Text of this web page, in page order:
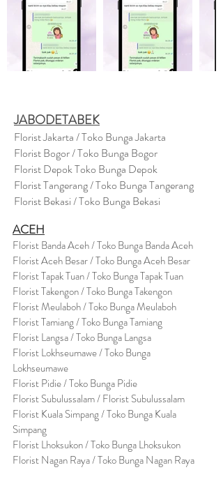
JABODETABEK
Florist Jakarta / Toko Bunga Jakarta
Florist Bogor / Toko Bunga Bogor
Florist Depok Toko Bunga Depok
Florist Tangerang / Toko Bunga Tangerang
Florist Bekasi / Toko Bunga Bekasi
ACEH
Florist Banda Aceh / Toko Bunga Banda Aceh
Florist Aceh Besar / Toko Bunga Aceh Besar
Florist Tapak Tuan / Toko Bunga Tapak Tuan
Florist Takengon / Toko Bunga Takengon
Florist Meulaboh / Toko Bunga Meulaboh
Florist Tamiang / Toko Bunga Tamiang
Florist Langsa / Toko Bunga Langsa
Florist Lokhseumawe / Toko Bunga
Lokhseumawe
Florist Pidie / Toko Bunga Pidie
Florist Subulussalam / Florist Subulussalam
Florist Kuala Simpang / Toko Bunga Kuala
Simpang
Florist Lhoksukon / Toko Bunga Lhoksukon
Florist Nagan Raya / Toko Bunga Nagan Raya